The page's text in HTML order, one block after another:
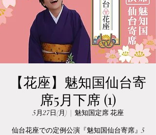
【花座】魅知国仙台寄
席5月下席 (1)
5月27日(月)
  |
魅知国定席 花座
仙台花座での定例公演『魅知国仙台寄席』5